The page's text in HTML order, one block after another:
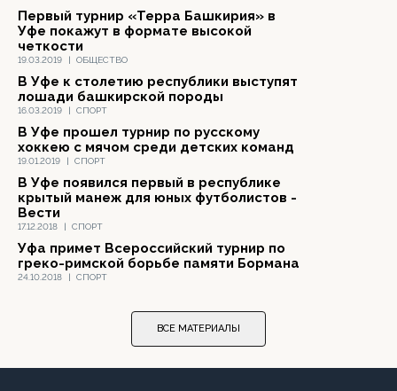
19.03.2019 | ОБЩЕСТВО
Первый турнир «Терра Башкирия» в
Уфе покажут в формате высокой
четкости
16.03.2019 | СПОРТ
В Уфе к столетию республики выступят
лошади башкирской породы
19.01.2019 | СПОРТ
В Уфе прошел турнир по русскому
хоккею с мячом среди детских команд
17.12.2018 | СПОРТ
В Уфе появился первый в республике
крытый манеж для юных футболистов -
Вести
24.10.2018 | СПОРТ
Уфа примет Всероссийский турнир по
греко-римской борьбе памяти Бормана
ВСЕ МАТЕРИАЛЫ